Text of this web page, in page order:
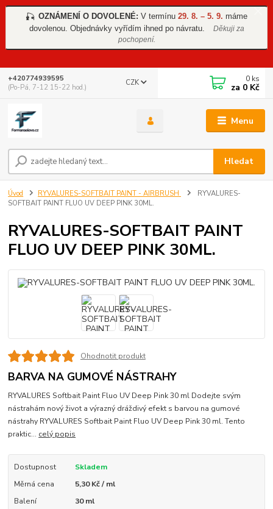
🎣 OZNÁMENÍ O DOVOLENÉ: V termínu 29. 8. – 5. 9. máme
dovolenou. Objednávky vyřídím ihned po návratu.
Děkuji za
pochopení.
Menu
CZK
Hledat
+420774939595
(Po-Pá, 7-12 15-22 hod.)
0 ks
za 0 Kč
Úvod RYVALURES-SOFTBAIT PAINT - AIRBRUSH
RYVALURES-
SOFTBAIT PAINT FLUO UV DEEP PINK 30ML.
RYVALURES-SOFTBAIT PAINT
FLUO UV DEEP PINK 30ML.
Ohodnotit produkt
BARVA NA GUMOVÉ NÁSTRAHY
RYVALURES Softbait Paint Fluo UV Deep Pink 30 ml Dodejte svým
nástrahám nový život a výrazný dráždivý efekt s barvou na gumové
nástrahy RYVALURES Softbait Paint Fluo UV Deep Pink 30 ml. Tento
praktic... celý popis
Dostupnost
Skladem
Měrná cena
5,30 Kč / ml
Balení
30 ml